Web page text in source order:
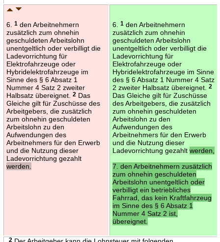
6. 1den Arbeitnehmern
zusätzlich zum ohnehin
geschuldeten Arbeitslohn
unentgeltlich oder verbilligt die
Ladevorrichtung für
Elektrofahrzeuge oder
Hybridelektrofahrzeuge im
Sinne des § 6 Absatz 1
Nummer 4 Satz 2 zweiter
Halbsatz übereignet.
2Das
Gleiche gilt für Zuschüsse des
Arbeitgebers, die zusätzlich
zum ohnehin geschuldeten
Arbeitslohn zu den
Aufwendungen des
Arbeitnehmers für den Erwerb
und die Nutzung dieser
Ladevorrichtung gezahlt
werden.
6. 1den Arbeitnehmern
zusätzlich zum ohnehin
geschuldeten Arbeitslohn
unentgeltlich oder verbilligt die
Ladevorrichtung für
Elektrofahrzeuge oder
Hybridelektrofahrzeuge im Sinne
des § 6 Absatz 1 Nummer 4 Satz
2 zweiter Halbsatz übereignet.
2
Das Gleiche gilt für Zuschüsse
des Arbeitgebers, die zusätzlich
zum ohnehin geschuldeten
Arbeitslohn zu den
Aufwendungen des
Arbeitnehmers für den Erwerb
und die Nutzung dieser
Ladevorrichtung gezahlt werden,
7. den Arbeitnehmern zusätzlich
zum ohnehin geschuldeten
Arbeitslohn unentgeltlich oder
verbilligt ein betriebliches
Fahrrad, das kein Kraftfahrzeug
im Sinne des § 6 Absatz 1
Nummer 4 Satz 2 ist,
übereignet.
2